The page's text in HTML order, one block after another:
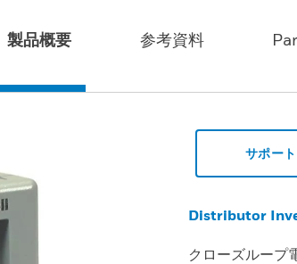
製品概要 参考資料
サポート
Distributor
クローズループ